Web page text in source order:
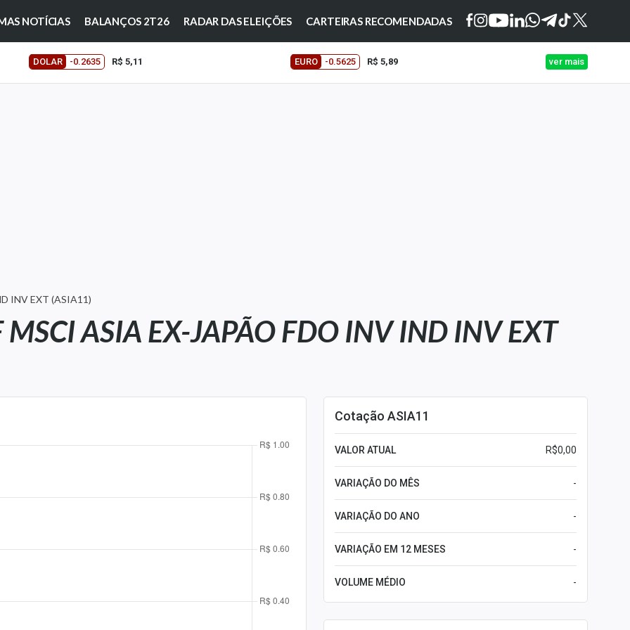
NOTÍCIAS BALANÇOS 2T26 RADAR DAS ELEIÇÕES CARTEIRAS RECOMENDADAS
DOLAR -0.2635 R$ 5,11 EURO -0.5625 R$ 5,89 ver mais
INV EXT (ASIA11)
MSCI ASIA EX-JAPÃO FDO INV IND INV EXT
Cotação ASIA11
VALOR ATUAL R$0,00
VARIAÇÃO DO MÊS -
VARIAÇÃO DO ANO -
VARIAÇÃO EM 12 MESES -
VOLUME MÉDIO -